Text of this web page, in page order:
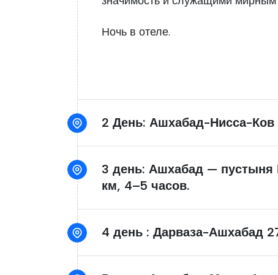
Ночь в отеле.
2 День: Ашхабад-Нисса-
3 день: Ашхабад — пустыня
км, 4–5 часов.
4 день : Дарваза-Ашхабад